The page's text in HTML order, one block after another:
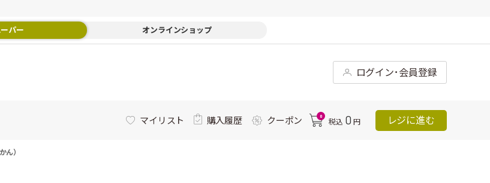
パー オンラインショップ
ログイン･会員登録
マイリスト 購入履歴 クーポン 0
税込 0 円 レジに進む
）